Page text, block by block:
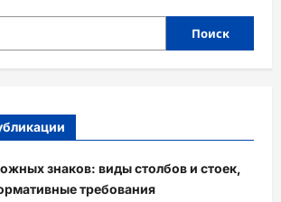
Поиск
знаков: виды столбов и стоек,
требования